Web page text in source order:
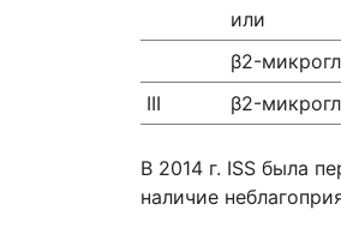
или
β2-
III
β2-
В 2014 г. ISS была
наличие